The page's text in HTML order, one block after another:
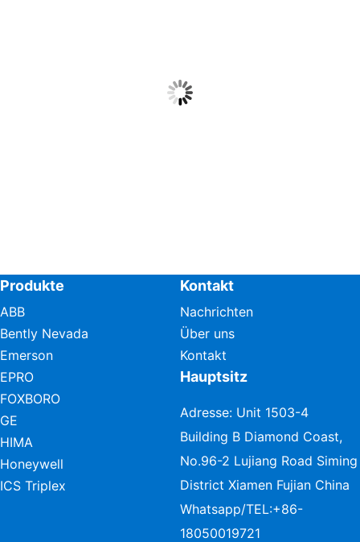
Produkte
ABB
Bently Nevada
Emerson
EPRO
FOXBORO
GE
HIMA
Honeywell
ICS Triplex
Kontakt
Nachrichten
Über uns
Kontakt
Hauptsitz
Adresse: Unit 1503-4
Building B Diamond Coast,
No.96-2 Lujiang Road Siming
District Xiamen Fujian China
Whatsapp/TEL:+86-
18050019721